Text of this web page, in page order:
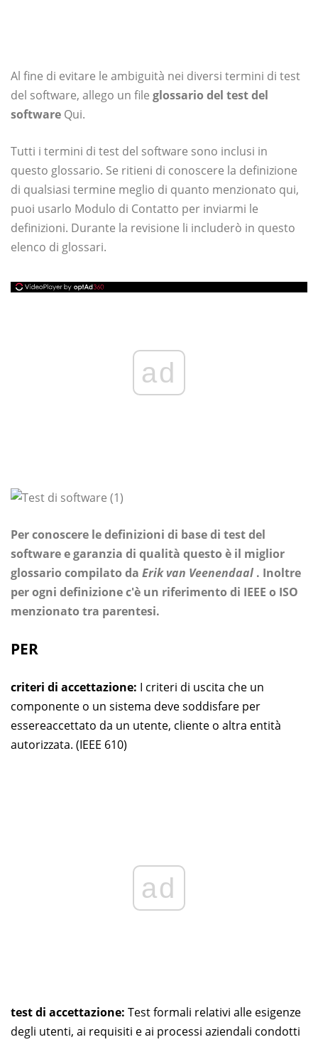
Al fine di evitare le ambiguità nei diversi termini di test
del software, allego un file glossario del test del
software Qui.
Tutti i termini di test del software sono inclusi in
questo glossario. Se ritieni di conoscere la definizione
di qualsiasi termine meglio di quanto menzionato qui,
puoi usarlo Modulo di Contatto per inviarmi le
definizioni. Durante la revisione li includerò in questo
elenco di glossari.
ad
Per conoscere le definizioni di base di test del
software e garanzia di qualità questo è il miglior
glossario compilato da Erik van Veenendaal . Inoltre
per ogni definizione c'è un riferimento di IEEE o ISO
menzionato tra parentesi.
PER
criteri di accettazione: I criteri di uscita che un
componente o un sistema deve soddisfare per
essereaccettato da un utente, cliente o altra entità
autorizzata. (IEEE 610)
ad
test di accettazione: Test formali relativi alle esigenze
degli utenti, ai requisiti e ai processi aziendali condotti